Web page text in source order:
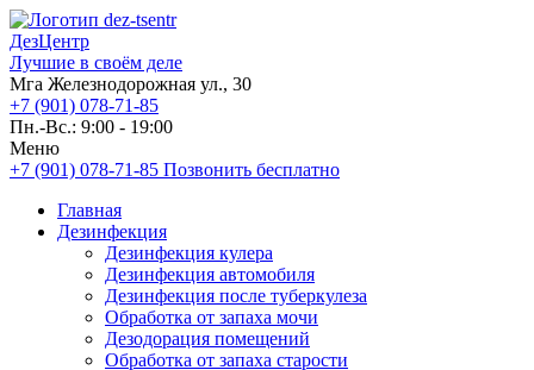
ДезЦентр
Лучшие в своём деле
Мга Железнодорожная ул., 30
+7 (901) 078-71-85
Пн.-Вс.: 9:00 - 19:00
Меню
+7 (901) 078-71-85 Позвонить бесплатно
Главная
Дезинфекция
Дезинфекция кулера
Дезинфекция автомобиля
Дезинфекция после туберкулеза
Обработка от запаха мочи
Дезодорация помещений
Обработка от запаха старости